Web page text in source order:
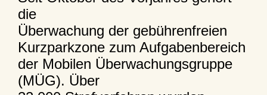
die
Überwachung der gebührenfreien
Kurzparkzone zum Aufgabenbereich
der Mobilen Überwachungsgruppe
(MÜG). Über